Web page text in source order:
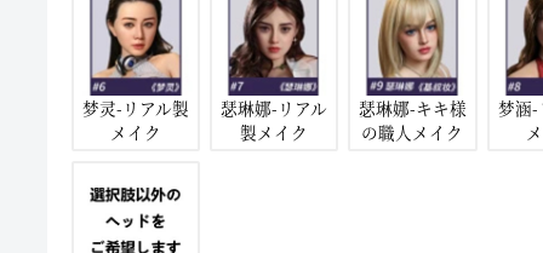
梦灵-リアル製
メイク
瑟琳娜-リアル
製メイク
瑟琳娜-キキ様
の職人メイク
梦涵-